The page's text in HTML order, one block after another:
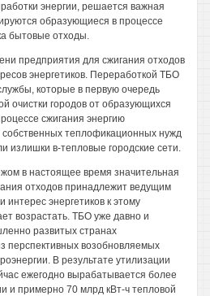
энергии, решается важная
образующиеся в процессе
бытовые отходы.
предприятия для сжигания отходов
энергетиков. Переработкой ТБО
которые в первую очередь
очистки городов от образующихся
сжигания энергию
теплофикационных нужд
излишки в-тепловые городские сети.
в настоящее время значительная
отходов принадлежит ведущим
интерес энергетиков к этому
возрастать. ТБО уже давно и
развитых странах
перспективных возобновляемых
В результате утилизации
ежегодно вырабатывается более
и примерно 70 млрд кВт-ч тепловой